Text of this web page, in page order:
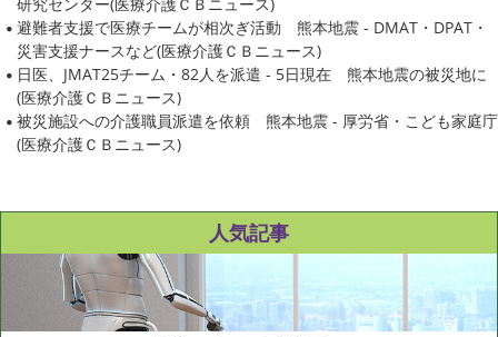
避難者支援で医療チームが相次ぎ活動 熊本地震 - DMAT・DPAT・
災害支援ナースなど(医療介護ＣＢニュース)
日医、JMAT25チーム・82人を派遣 - 5日現在 熊本地震の被災地に
(医療介護ＣＢニュース)
被災施設への介護職員派遣を依頼 熊本地震 - 厚労省・こども家庭庁
(医療介護ＣＢニュース)
人気記事